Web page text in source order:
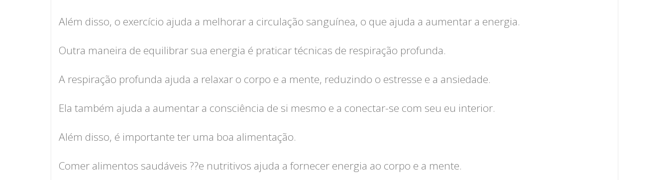
Além disso, o exercício ajuda a melhorar a circulação sanguínea, o que ajuda a aumentar a energia.
Outra maneira de equilibrar sua energia é praticar técnicas de respiração profunda.
A respiração profunda ajuda a relaxar o corpo e a mente, reduzindo o estresse e a ansiedade.
Ela também ajuda a aumentar a consciência de si mesmo e a conectar-se com seu eu interior.
Além disso, é importante ter uma boa alimentação.
Comer alimentos saudáveis ??e nutritivos ajuda a fornecer energia ao corpo e a mente.